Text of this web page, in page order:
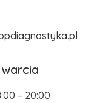
– 20:00